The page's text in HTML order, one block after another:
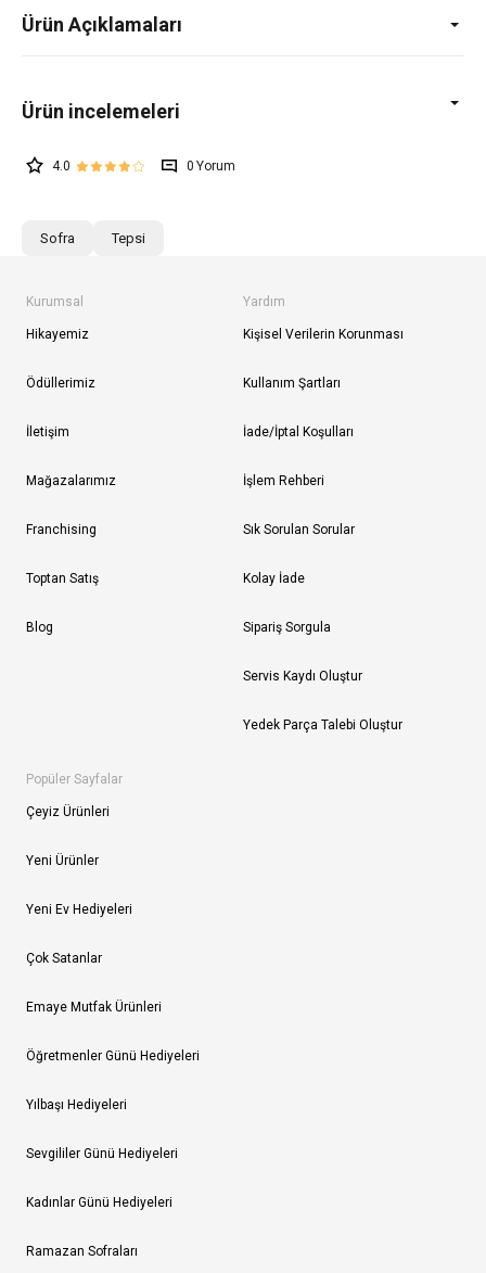
Ürün Açıklamaları
4.0 0
Sofra Tepsi
Kurumsal
Hikayemiz
Ödüllerimiz
İletişim
Mağazalarımız
Franchising
Toptan Satış
Blog
Yardım
Kişisel Verilerin Korunması
Kullanım Şartları
İade/İptal Koşulları
İşlem Rehberi
Sık Sorulan Sorular
Kolay İade
Sipariş Sorgula
Servis Kaydı Oluştur
Yedek Parça Talebi Oluştur
Popüler Sayfalar
Çeyiz Ürünleri
Yeni Ürünler
Yeni Ev Hediyeleri
Çok Satanlar
Emaye Mutfak Ürünleri
Öğretmenler Günü Hediyeleri
Yılbaşı Hediyeleri
Sevgililer Günü Hediyeleri
Kadınlar Günü Hediyeleri
Ramazan Sofraları